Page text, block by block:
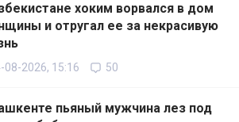
хоким ворвался в дом
и отругал ее за некрасивую
08-2026, 15:16 50
пьяный мужчина лез под